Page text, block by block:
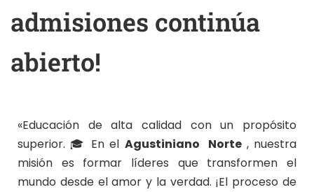
admisiones continúa
abierto!
«Educación de alta calidad con un propósito
superior. 🎓 En el Agustiniano Norte , nuestra
misión es formar líderes que transformen el
mundo desde el amor y la verdad. ¡El proceso de